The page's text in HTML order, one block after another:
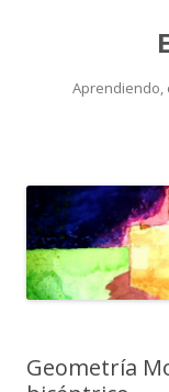
Aprendiendo,
Geometría